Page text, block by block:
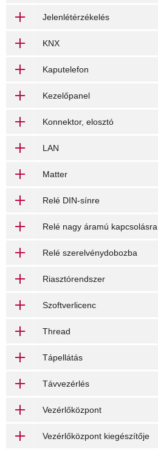
Jelenlétérzékelés
KNX
Kaputelefon
Kezelőpanel
Konnektor, elosztó
LAN
Matter
Relé DIN-sínre
Relé nagy áramú kapcsolásra
Relé szerelvénydobozba
Riasztórendszer
Szoftverlicenc
Thread
Tápellátás
Távvezérlés
Vezérlőközpont
Vezérlőközpont kiegészítője